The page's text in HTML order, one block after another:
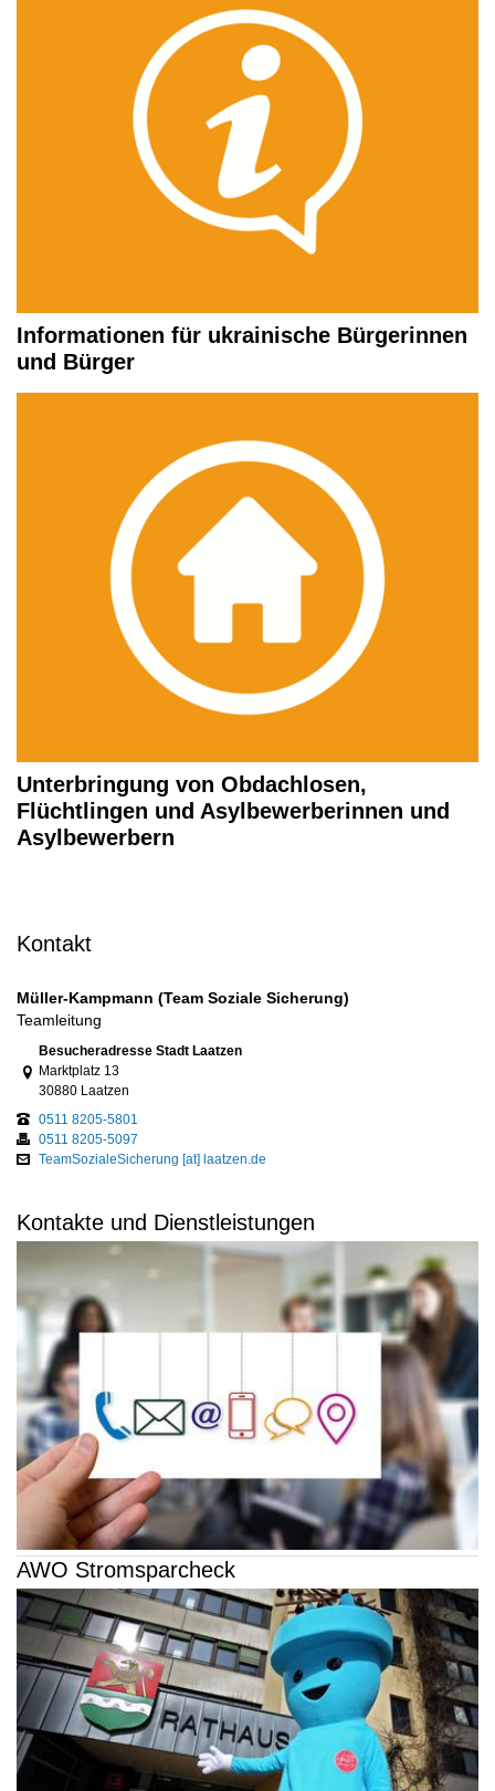
Informationen für ukrainische Bürgerinnen
und Bürger
Unterbringung von Obdachlosen,
Flüchtlingen und Asylbewerberinnen und
Asylbewerbern
Kontakt
Müller-Kampmann (Team Soziale Sicherung)
Teamleitung
Link zur Google-Maps Navigation
Besucheradresse Stadt Laatzen
Marktplatz 13
30880 Laatzen
0511 8205-5801
0511 8205-5097
TeamSozialeSicherung [at] laatzen.de
Kontakte und Dienstleistungen
AWO Stromsparcheck